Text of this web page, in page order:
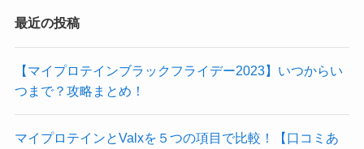
最近の投稿
【マイプロテインブラックフライデー2023】いつからい
つまで？攻略まとめ！
マイプロテインとValxを５つの項目で比較！【口コミあ